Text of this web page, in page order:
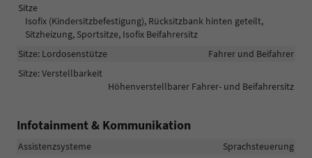
Sitze
Isofix (Kindersitzbefestigung), Rücksitzbank hinten geteilt,
Sitzheizung, Sportsitze, Isofix Beifahrersitz
Sitze: Lordosenstütze
Fahrer und Beifahrer
Sitze: Verstellbarkeit
Höhenverstellbarer Fahrer- und Beifahrersitz
Infotainment & Kommunikation
Assistenzsysteme
Sprachsteuerung